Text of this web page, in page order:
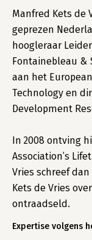
Manfred Kets de
geprezen
hoogleraar
Fontainebleau &
aan het
Technology en
Development
In 2008 ontving
Association’s
Vries schreef
Kets de Vries
ontraadseld.
Expertise volgens